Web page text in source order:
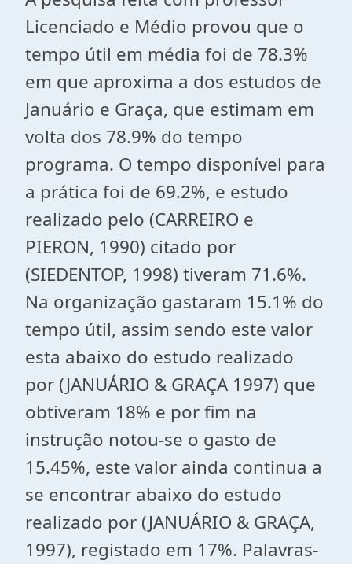
Licenciado e Médio provou que o
tempo útil em média foi de 78.3%
em que aproxima a dos estudos de
Januário e Graça, que estimam em
volta dos 78.9% do tempo
programa. O tempo disponível para
a prática foi de 69.2%, e estudo
realizado pelo (CARREIRO e
PIERON, 1990) citado por
(SIEDENTOP, 1998) tiveram 71.6%.
Na organização gastaram 15.1% do
tempo útil, assim sendo este valor
esta abaixo do estudo realizado
por (JANUÁRIO & GRAÇA 1997) que
obtiveram 18% e por fim na
instrução notou-se o gasto de
15.45%, este valor ainda continua a
se encontrar abaixo do estudo
realizado por (JANUÁRIO & GRAÇA,
1997), registado em 17%. Palavras-